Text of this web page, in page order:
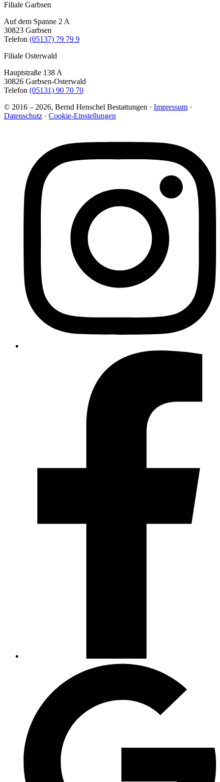
Filiale Garbsen
Auf dem Spanne 2 A
30823 Garbsen
Telefon (05137) 79 79 9
Filiale Osterwald
Hauptstraße 138 A
30826 Garbsen-Osterwald
Telefon (05131) 90 70 70
© 2016 – 2026, Bernd Henschel Bestattungen · Impressum ·
Datenschutz · Cookie-Einstellungen